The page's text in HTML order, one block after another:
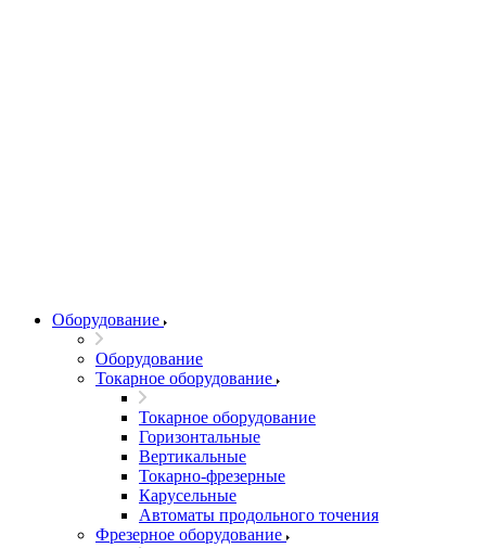
Оборудование
Оборудование
Токарное оборудование
Токарное оборудование
Горизонтальные
Вертикальные
Токарно-фрезерные
Карусельные
Автоматы продольного точения
Фрезерное оборудование